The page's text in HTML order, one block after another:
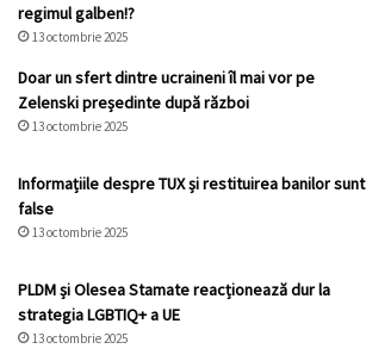
regimul galben!?
13 octombrie 2025
Doar un sfert dintre ucraineni îl mai vor pe
Zelenski președinte după război
13 octombrie 2025
Informațiile despre TUX și restituirea banilor sunt
false
13 octombrie 2025
PLDM și Olesea Stamate reacționează dur la
strategia LGBTIQ+ a UE
13 octombrie 2025